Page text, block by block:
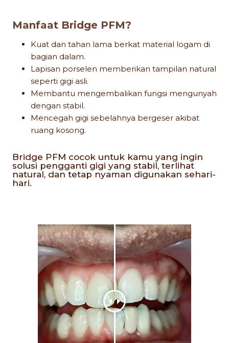
Manfaat Bridge PFM?
Kuat dan tahan lama berkat material logam di
bagian dalam.
Lapisan porselen memberikan tampilan natural
seperti gigi asli.
Membantu mengembalikan fungsi mengunyah
dengan stabil.
Mencegah gigi sebelahnya bergeser akibat
ruang kosong.
Bridge PFM cocok untuk kamu yang ingin
solusi pengganti gigi yang stabil, terlihat
natural, dan tetap nyaman digunakan sehari-
hari.